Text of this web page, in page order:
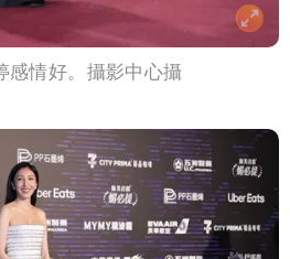
感情好。攝影中心攝